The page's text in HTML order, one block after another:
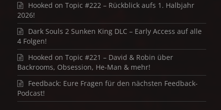
Hooked on Topic #222 – Rückblick aufs 1. Halbjahr
2026!
Dark Souls 2 Sunken King DLC – Early Access auf alle
4 Folgen!
Hooked on Topic #221 – David & Robin über
Backrooms, Obsession, He-Man & mehr!
Feedback: Eure Fragen für den nächsten Feedback-
Podcast!